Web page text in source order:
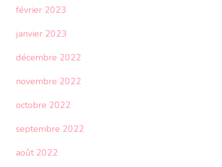
février 2023
janvier 2023
décembre 2022
novembre 2022
octobre 2022
septembre 2022
août 2022